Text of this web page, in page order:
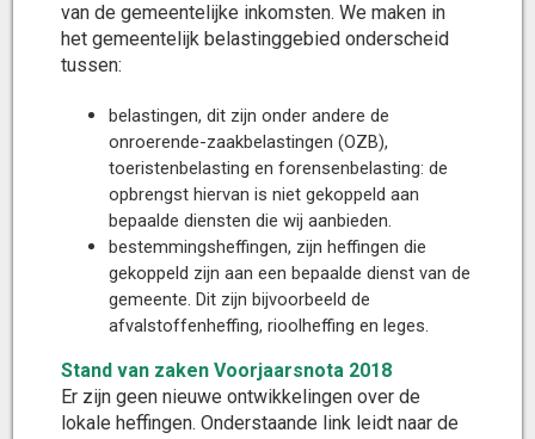
van de gemeentelijke inkomsten. We maken in
het gemeentelijk belastinggebied onderscheid
tussen:
belastingen, dit zijn onder andere de
onroerende-zaakbelastingen (OZB),
toeristenbelasting en forensenbelasting: de
opbrengst hiervan is niet gekoppeld aan
bepaalde diensten die wij aanbieden.
bestemmingsheffingen, zijn heffingen die
gekoppeld zijn aan een bepaalde dienst van de
gemeente. Dit zijn bijvoorbeeld de
afvalstoffenheffing, rioolheffing en leges.
Stand van zaken Voorjaarsnota 2018
Er zijn geen nieuwe ontwikkelingen over de
lokale heffingen. Onderstaande link leidt naar de